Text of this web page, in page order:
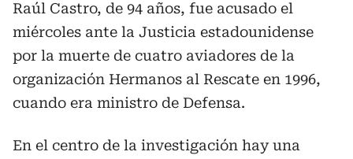
Raúl Castro, de 94 años, fue acusado el
miércoles ante la Justicia estadounidense
por la muerte de cuatro aviadores de la
organización Hermanos al Rescate en 1996,
cuando era ministro de Defensa.
En el centro de la investigación hay una